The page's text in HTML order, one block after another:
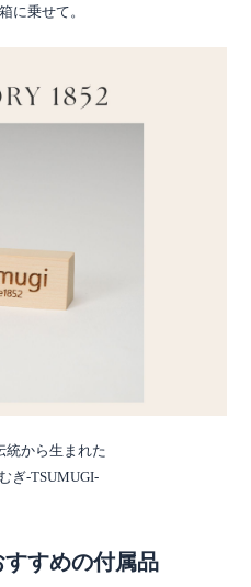
に乗せて。
統から生まれた
ぎ-TSUMUGI-
すめの付属品